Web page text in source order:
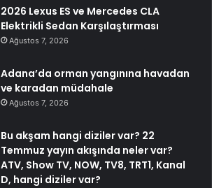
2026 Lexus ES ve Mercedes CLA
Elektrikli Sedan Karşılaştırması
Ağustos 7, 2026
Adana’da orman yangınına havadan
ve karadan müdahale
Ağustos 7, 2026
Bu akşam hangi diziler var? 22
Temmuz yayın akışında neler var?
ATV, Show TV, NOW, TV8, TRT1, Kanal
D, hangi diziler var?